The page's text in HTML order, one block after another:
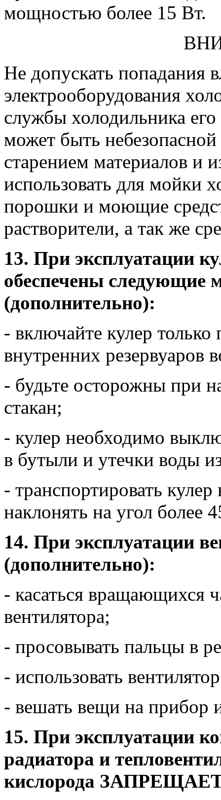
мощностью более 15 Вт.
Не допускать попадания
электрооборудования
службы холодильника
может быть
старением материалов и
использовать для мойки
порошки и моющие
растворители, а так же
13. При эксплуатации
обеспечены следующие
(дополнительно):
- включайте кулер только
внутренних резервуаров
- будьте осторожны при
стакан;
- кулер необходимо
в бутыли и утечки воды
- транспортировать
наклонять на угол более
14. При эксплуатации
(дополнительно):
- касаться вращающихся
вентилятора;
- просовывать пальцы в
- использовать
- вешать вещи на прибор
15. При эксплуатации
радиатора и
кислорода